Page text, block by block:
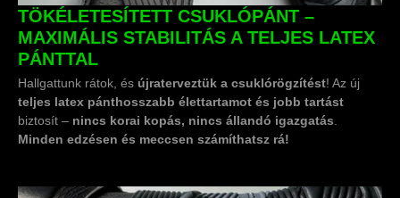
TÖKÉLETESÍTETT CSUKLÓPÁNT –
MAXIMÁLIS STABILITÁS A TELJES LATEX
PÁNTTAL
Hallgattunk rátok, és újraterveztük a csuklórögzítést! Az új
teljes latex pánthosszabb élettartamot és jobb tartást
biztosít – nincs korai kopás, nincs állandó igazgatás.
Minden edzésen és meccsen számíthatsz rá!